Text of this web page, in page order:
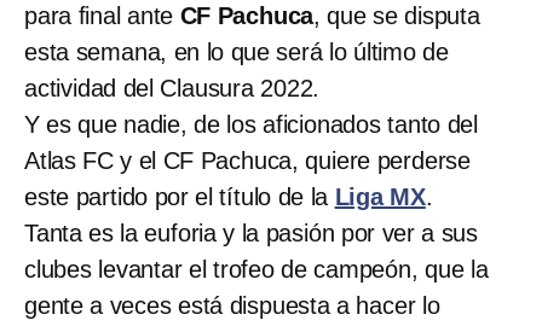
para final ante CF Pachuca, que se disputa
esta semana, en lo que será lo último de
actividad del Clausura 2022.
Y es que nadie, de los aficionados tanto del
Atlas FC y el CF Pachuca, quiere perderse
este partido por el título de la Liga MX.
Tanta es la euforia y la pasión por ver a sus
clubes levantar el trofeo de campeón, que la
gente a veces está dispuesta a hacer lo